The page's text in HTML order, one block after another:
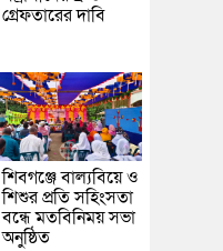
গ্রেফতারের দাবি
শিবগঞ্জে বাল্যবিয়ে ও
শিশুর প্রতি সহিংসতা
বন্ধে মতবিনিময় সভা
অনুষ্ঠিত